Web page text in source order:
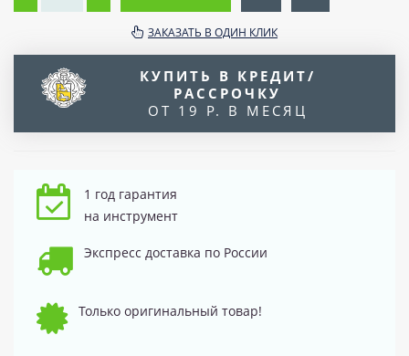
ЗАКАЗАТЬ В ОДИН КЛИК
КУПИТЬ В КРЕДИТ/
РАССРОЧКУ
ОТ 19 Р. В МЕСЯЦ
1 год гарантия
на инструмент
Экспресс доставка по России
Только оригинальный товар!